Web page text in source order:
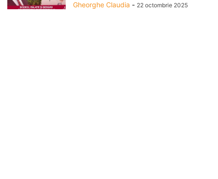
Gheorghe Claudia - 22 octombrie 2025